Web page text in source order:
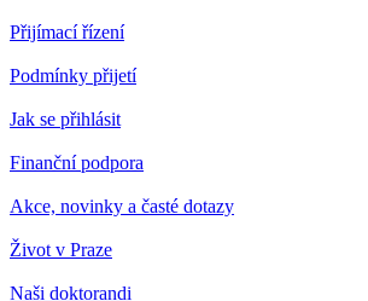
Přijímací řízení
Podmínky přijetí
Jak se přihlásit
Finanční podpora
Akce, novinky a časté dotazy
Život v Praze
Naši doktorandi